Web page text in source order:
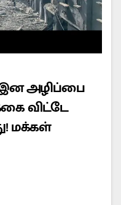
அழிப்பை
விட்டே
மக்கள்